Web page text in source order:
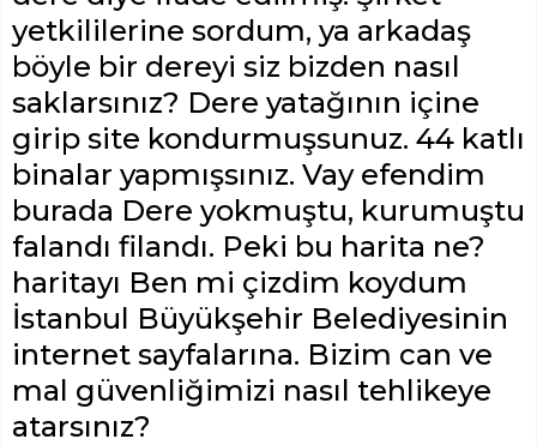
yetkililerine sordum, ya arkadaş
böyle bir dereyi siz bizden nasıl
saklarsınız? Dere yatağının içine
girip site kondurmuşsunuz. 44 katlı
binalar yapmışsınız. Vay efendim
burada Dere yokmuştu, kurumuştu
falandı filandı. Peki bu harita ne?
haritayı Ben mi çizdim koydum
İstanbul Büyükşehir Belediyesinin
internet sayfalarına. Bizim can ve
mal güvenliğimizi nasıl tehlikeye
atarsınız?